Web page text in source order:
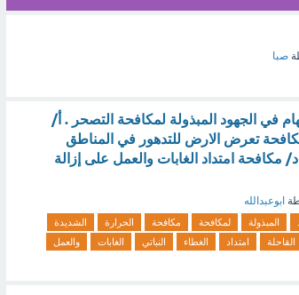
صبا
في الجهود المبذولة لمكافحة التصحر . أ/
تعرض الارض للتدهور في المناطق
مكافحة امتداد الغابات والعمل على إزالة
ابوعبدالله
المبذولة لمكافحة مكافحة الحرارة
الشديدة
القاحلة امتداد الغطاء النباتي الغابات
والعمل